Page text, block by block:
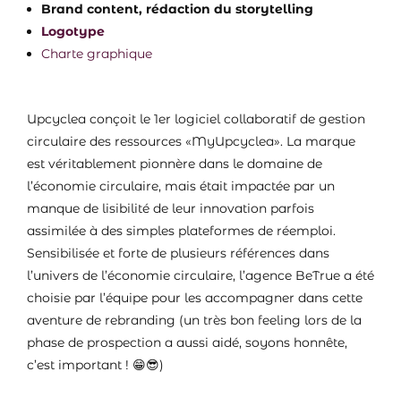
Brand content, rédaction du storytelling
Logotype
Charte graphique
Upcyclea conçoit le 1er logiciel collaboratif de gestion
circulaire des ressources «MyUpcyclea». La marque
est véritablement pionnère dans le domaine de
l’économie circulaire, mais était impactée par un
manque de lisibilité de leur innovation parfois
assimilée à des simples plateformes de réemploi.
Sensibilisée et forte de plusieurs références dans
l’univers de l’économie circulaire, l’agence BeTrue a été
choisie par l’équipe pour les accompagner dans cette
aventure de rebranding (un très bon feeling lors de la
phase de prospection a aussi aidé, soyons honnête,
c’est important ! 😁😎)